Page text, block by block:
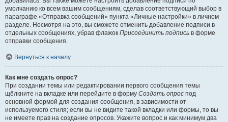
умолчанию ко всем вашим сообщениям, сделав соответствующий выбор в
параграфе «Отправка сообщений» пункта «Личные настройки» в личном
разделе. Несмотря на это, вы сможете отменить добавление подписи в
отдельных сообщениях, убрав флажок Присоединить подпись в форме
отправки сообщения.
Вернуться к началу
Как мне создать опрос?
При создании темы или редактировании первого сообщения темы
щёлкните на вкладке или перейдите в форму Создать опрос под
основной формой для создания сообщения, в зависимости от
используемого стиля; если вы не видите такой вкладки или формы, то вы
не имеете прав на создание опросов. Укажите вопрос и как минимум два